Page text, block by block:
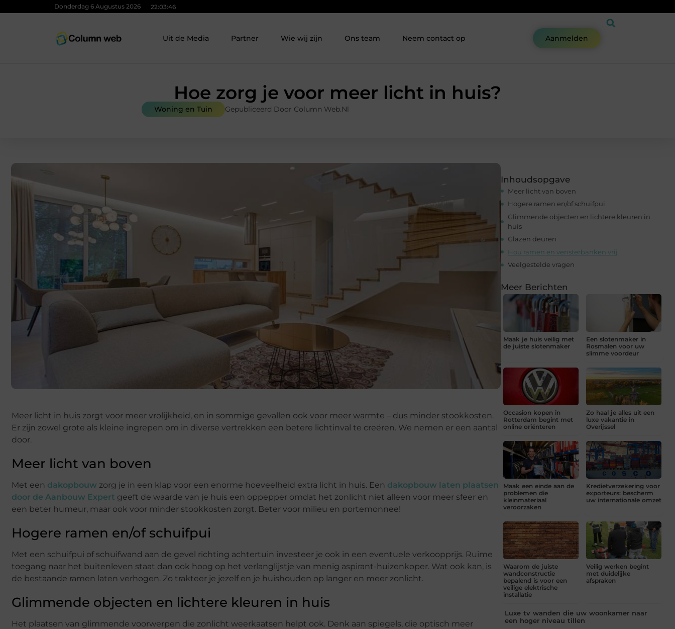
Donderdag 6 Augustus 2026 22:03:47
Uit de Media Partner Wie wij zijn Ons team Neem contact op Aanmelden
Hoe zorg je voor meer licht in huis?
Woning en Tuin Gepubliceerd Door Column Web.nl
Meer licht in huis zorgt voor meer vrolijkheid, en in sommige gevallen ook voor meer warmte – dus minder stookkosten.
Er zijn zowel grote als kleine ingrepen om in diverse vertrekken een betere lichtinval te creëren. We nemen er een aantal
door.
Meer licht van boven
Met een dakopbouw zorg je in een klap voor een enorme hoeveelheid extra licht in huis. Een dakopbouw laten plaatsen
door de Aanbouw Expert geeft de waarde van je huis een oppepper omdat het zonlicht niet alleen voor meer sfeer en
een beter humeur, maar ook voor minder stookkosten zorgt. Beter voor milieu en portemonnee!
Hogere ramen en/of schuifpui
Met een schuifpui of schuifwand aan de gevel richting achtertuin investeer je ook in een eventuele verkoopprijs. Ruime
toegang naar het buitenleven staat dan ook hoog op het verlanglijstje van menig aspirant-huizenkoper. Wat ook kan, is
de bestaande ramen laten verhogen. Zo trakteer je jezelf en je huishouden op langer en meer zonlicht.
Glimmende objecten en lichtere kleuren in huis
Het plaatsen van glimmende voorwerpen die zonlicht weerkaatsen helpt ook. Denk aan spiegels, die optisch meer
Inhoudsopgave
Meer licht van boven
Hogere ramen en/of schuifpui
Glimmende objecten en lichtere kleuren in
huis
Glazen deuren
Hou ramen en vensterbanken vrij
Veelgestelde vragen
Meer Berichten
Maak je huis veilig met
de juiste slotenmaker
Een slotenmaker in
Rosmalen voor uw
slimme voordeur
Occasion kopen in
Rotterdam begint met
online oriënteren
Zo haal je alles uit een
luxe vakantie in
Overijssel
Maak een einde aan de
problemen die
kleinmateriaal
veroorzaken
Kredietverzekering voor
exporteurs: bescherm
uw internationale omzet
Waarom de juiste
wandconstructie
bepalend is voor een
veilige elektrische
installatie
Veilig werken begint
met duidelijke
afspraken
Luxe tv wanden die uw woonkamer naar
een hoger niveau tillen